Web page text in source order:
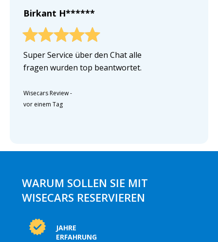
Birkant H******
Super Service über den Chat alle
fragen wurden top beantwortet.
Wisecars Review-
vor einem Tag
WARUM SOLLEN SIE MIT
WISECARS RESERVIEREN
JAHRE
ERFAHRUNG